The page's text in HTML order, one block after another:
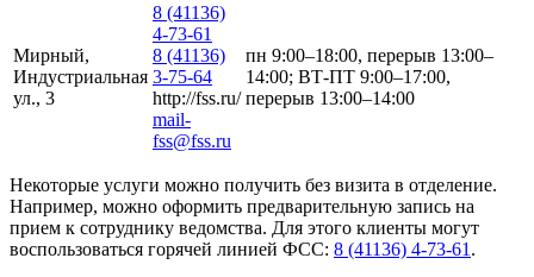
Мирный,
Индустриальная
ул., 3
8 (41136)
4-73-61
8 (41136)
3-75-64
http://fss.ru/
mail-
fss@fss.ru
пн 9:00–18:00, перерыв 13:00–
14:00; ВТ-ПТ 9:00–17:00,
перерыв 13:00–14:00
Некоторые услуги можно получить без визита в отделение.
Например, можно оформить предварительную запись на
прием к сотруднику ведомства. Для этого клиенты могут
воспользоваться горячей линией ФСС: 8 (41136) 4-73-61 .